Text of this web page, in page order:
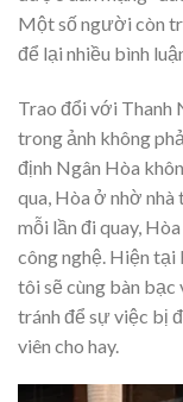
Một số người còn
để lại nhiều bình
Trao đổi với Thanh
trong ảnh không
định Ngân Hòa
qua, Hòa ở nhờ
mỗi lần đi quay,
công nghệ. Hiện tại
tôi sẽ cùng bàn bạc
tránh để sự việc bị
viên cho hay.